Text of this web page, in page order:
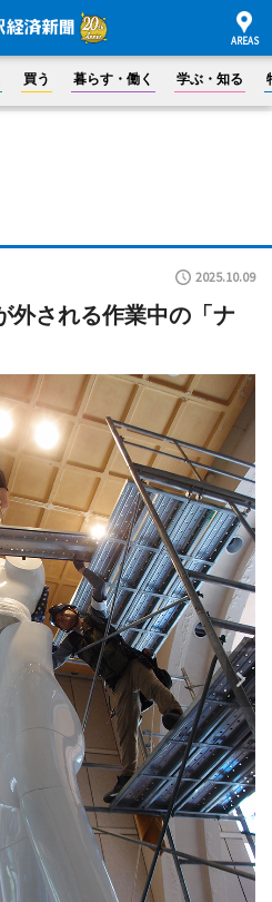
買う 暮らす・働く 学ぶ・知る
2025.10.09
外される作業中の「ナ